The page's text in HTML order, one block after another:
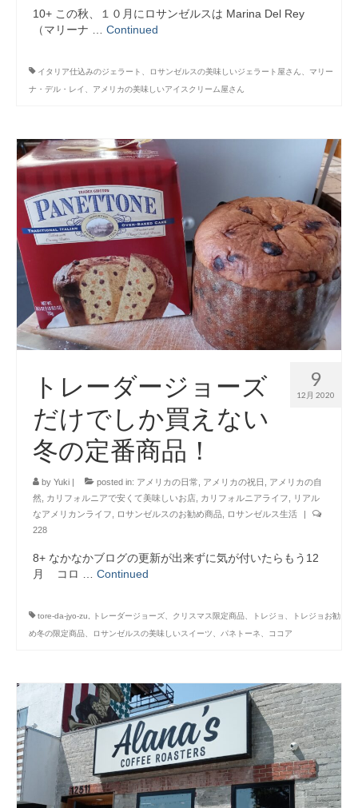
10+ この秋、１０月にロサンゼルスは Marina Del Rey
（マリーナ … Continued
イタリア仕込みのジェラート、ロサンゼルスの美味しいジェラート屋さん、マリー
ナ・デル・レイ、アメリカの美味しいアイスクリーム屋さん
9
12月 2020
トレーダージョーズ
だけでしか買えない
冬の定番商品！
by Yuki posted in: アメリカの日常 アメリカの祝日
アメリカの自
然 カリフォルニアで安くて美味しいお店 カリフォルニアライフ
リアル
なアメリカンライフ
ロサンゼルスのお勧め商品 ロサンゼルス生活
228
8+ なかなかブログの更新が出来ずに気が付いたらもう12
月 コロ … Continued
tore-da-jyo-zu,
トレーダージョーズ、クリスマス限定商品、トレジョ、トレジョお勧
め冬の限定商品、ロサンゼルスの美味しいスイーツ、パネトーネ、ココア